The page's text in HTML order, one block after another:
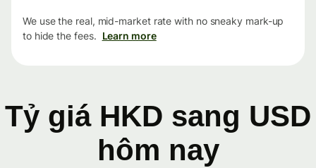
We use the real, mid-market rate with no sneaky mark-up
to hide the fees. Learn more
Tỷ giá HKD sang USD
hôm nay